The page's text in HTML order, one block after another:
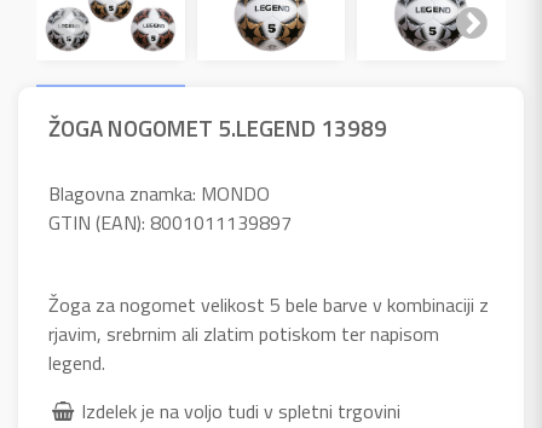
ŽOGA NOGOMET 5.LEGEND 13989
Blagovna znamka: MONDO
GTIN (EAN): 8001011139897
Žoga za nogomet velikost 5 bele barve v kombinaciji z
rjavim, srebrnim ali zlatim potiskom ter napisom
legend.
Izdelek je na voljo tudi v spletni trgovini